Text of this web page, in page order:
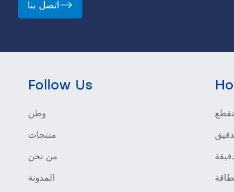
اتصل بنا
Follow Us
وطن
منتجات
من نحن
المدونة